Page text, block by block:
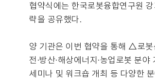
협약식에는 한국로봇융합연구원
략을 공유했다.
양 기관은 이번 협약을 통해 △로
전·방산·해상에너지·농업로봇 분
세미나 및 워크숍 개최 등 다양한